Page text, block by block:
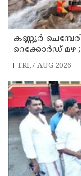
കണ്ണൂർ
റെക്കോർഡ് മഴ ;
ഉരുൾപൊട്ടൽ; 13
FRI,7 AUG 2026